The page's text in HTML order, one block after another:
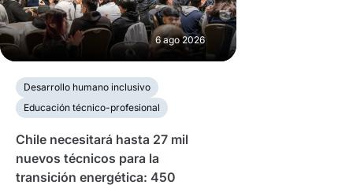
6 ago 2026
Desarrollo humano inclusivo
Educación técnico-profesional
Chile necesitará hasta 27 mil
nuevos técnicos para la
transición energética: 450